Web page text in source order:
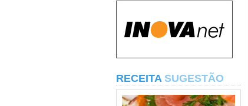
RECEITA SUGESTÃO